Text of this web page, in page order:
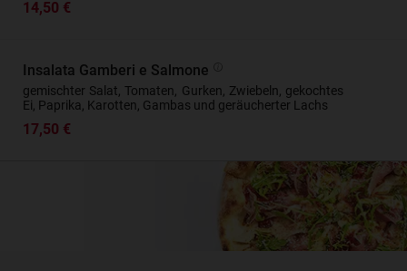
14,50 €
Insalata Gamberi e Salmone
gemischter Salat, Tomaten, Gurken, Zwiebeln, gekochtes
Ei, Paprika, Karotten, Gambas und geräucherter Lachs
17,50 €